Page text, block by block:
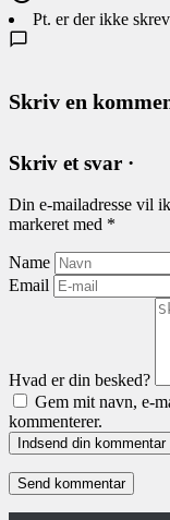
Pt. er der ikke
Skriv en
Skriv et svar ·
Din e-mailadresse vil
markeret med *
Name
Email
Hvad er din besked?
Gem mit navn, e-
kommenterer.
Indsend din kommentar